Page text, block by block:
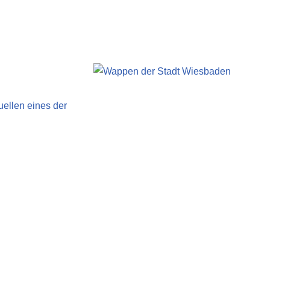
eines der